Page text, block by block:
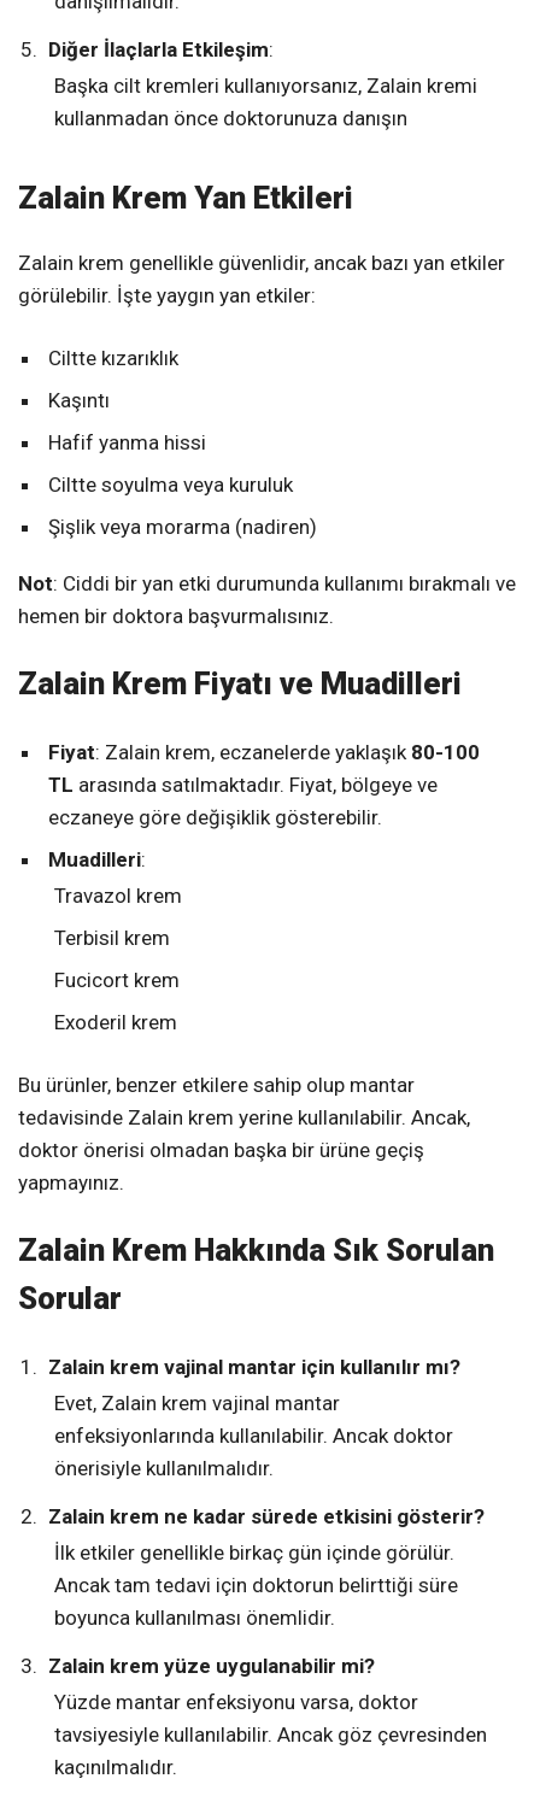
Diğer İlaçlarla Etkileşim:
Başka cilt kremleri kullanıyorsanız, Zalain kremi
kullanmadan önce doktorunuza danışın
Zalain Krem Yan Etkileri
Zalain krem genellikle güvenlidir, ancak bazı yan etkiler
görülebilir. İşte yaygın yan etkiler:
Ciltte kızarıklık
Kaşıntı
Hafif yanma hissi
Ciltte soyulma veya kuruluk
Şişlik veya morarma (nadiren)
Not: Ciddi bir yan etki durumunda kullanımı bırakmalı ve
hemen bir doktora başvurmalısınız.
Zalain Krem Fiyatı ve Muadilleri
Fiyat: Zalain krem, eczanelerde yaklaşık 80-100
TL arasında satılmaktadır. Fiyat, bölgeye ve
eczaneye göre değişiklik gösterebilir.
Muadilleri:
Travazol krem
Terbisil krem
Fucicort krem
Exoderil krem
Bu ürünler, benzer etkilere sahip olup mantar
tedavisinde Zalain krem yerine kullanılabilir. Ancak,
doktor önerisi olmadan başka bir ürüne geçiş
yapmayınız.
Zalain Krem Hakkında Sık Sorulan
Sorular
Zalain krem vajinal mantar için kullanılır mı?
Evet, Zalain krem vajinal mantar
enfeksiyonlarında kullanılabilir. Ancak doktor
önerisiyle kullanılmalıdır.
Zalain krem ne kadar sürede etkisini gösterir?
İlk etkiler genellikle birkaç gün içinde görülür.
Ancak tam tedavi için doktorun belirttiği süre
boyunca kullanılması önemlidir.
Zalain krem yüze uygulanabilir mi?
Yüzde mantar enfeksiyonu varsa, doktor
tavsiyesiyle kullanılabilir. Ancak göz çevresinden
kaçınılmalıdır.